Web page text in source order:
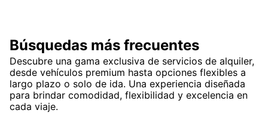
Búsquedas más frecuentes
Descubre una gama exclusiva de servicios de alquiler,
desde vehículos premium hasta opciones flexibles a
largo plazo o solo de ida. Una experiencia diseñada
para brindar comodidad, flexibilidad y excelencia en
cada viaje.